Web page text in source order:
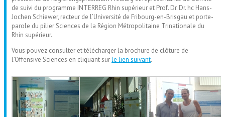
de suivi du programme INTERREG Rhin supérieur et Prof. Dr. Dr. hc Hans-
Jochen Schiewer, recteur de l’Université de Fribourg-en-Brisgau et porte-
parole du pilier Sciences de la Région Métropolitaine Trinationale du
Rhin supérieur.
Vous pouvez consulter et télécharger la brochure de clôture de
l’Offensive Sciences en cliquant surle lien suivant.